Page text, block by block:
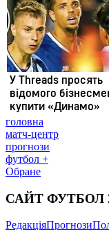
головна
матч-центр
прогнози
футбол +
Обране
САЙТ ФУТБОЛ
РедакціяПрогнози